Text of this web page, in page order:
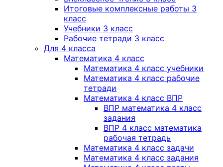
Итоговые комплексные работы 3
класс
Учебники 3 класс
Рабочие тетради 3 класс
Для 4 класса
Математика 4 класс
Математика 4 класс учебники
Математика 4 класс рабочие
тетради
Математика 4 класс ВПР
ВПР математика 4 класс
задания
ВПР 4 класс математика
рабочая тетрадь
Математика 4 класс задачи
Математика 4 класс задания